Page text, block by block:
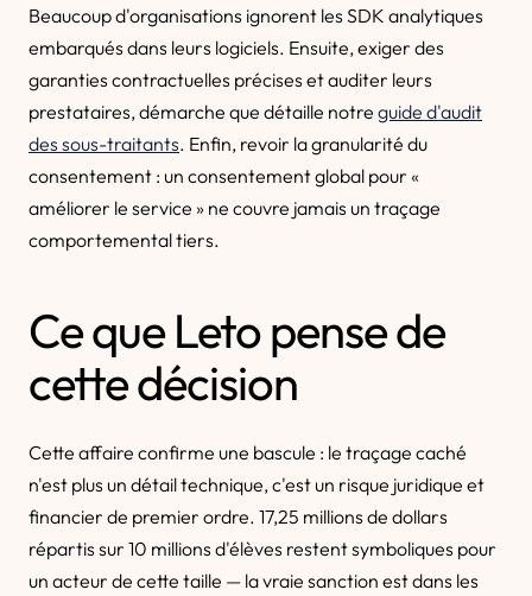
Beaucoup d'organisations ignorent les SDK analytiques
embarqués dans leurs logiciels. Ensuite, exiger des
garanties contractuelles précises et auditer leurs
prestataires, démarche que détaille notre guide d'audit
des sous-traitants. Enfin, revoir la granularité du
consentement : un consentement global pour «
améliorer le service » ne couvre jamais un traçage
comportemental tiers.
Ce que Leto pense de
cette décision
Cette affaire confirme une bascule : le traçage caché
n'est plus un détail technique, c'est un risque juridique et
financier de premier ordre. 17,25 millions de dollars
répartis sur 10 millions d'élèves restent symboliques pour
un acteur de cette taille — la vraie sanction est dans les